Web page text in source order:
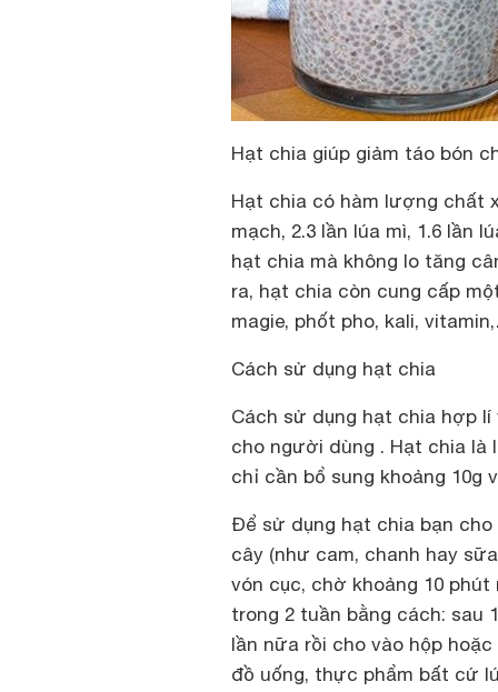
Hạt chia giúp giảm táo bón
Hạt chia có hàm lượng chất
mạch, 2.3 lần lúa mì, 1.6 lần
hạt chia mà không lo tăng
ra, hạt chia còn cung cấp
magie, phốt pho, kali,
Cách sử dụng hạt chia
Cách sử dụng hạt chia hợp
cho người dùng . Hạt chia là
chỉ cần bổ sung khoảng 10g
Để sử dụng hạt chia bạn
cây (như cam, chanh hay
vón cục, chờ khoảng 10
trong 2 tuần bằng cách: sau
lần nữa rồi cho vào hộp
đồ uống, thực phẩm bất cứ